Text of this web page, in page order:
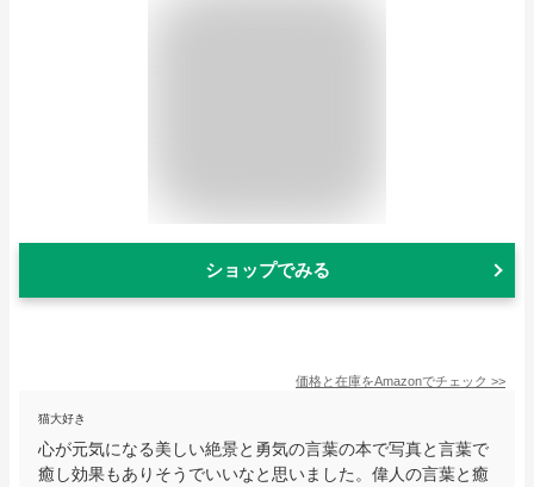
ショップでみる
価格と在庫をAmazonでチェック >>
猫大好き
心が元気になる美しい絶景と勇気の言葉の本で写真と言葉で
癒し効果もありそうでいいなと思いました。偉人の言葉と癒